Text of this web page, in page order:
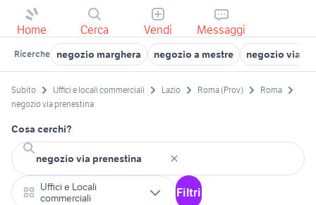
Home Cerca Vendi Messaggi
Ricerche negozio marghera negozio a mestre negozio via
Subito Uffici e locali commerciali Lazio Roma (Prov)
Roma
negozio via prenestina
Cosa cerchi?
Uffici e Locali
commerciali
Filtri